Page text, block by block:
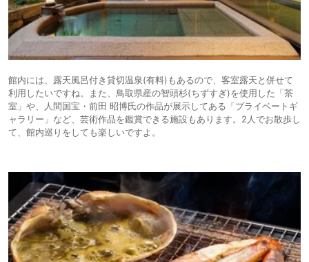
館内には、露天風呂付き貸切温泉(有料)もあるので、客室露天と併せて
利用したいですね。また、鳥取県産の智頭杉(ちずすぎ)を使用した「茶
室」や、人間国宝・前田 昭博氏の作品が展示してある「プライベートギ
ャラリー」など、芸術作品を鑑賞できる施設もあります。2人でお散歩し
て、館内巡りをしても楽しいですよ。